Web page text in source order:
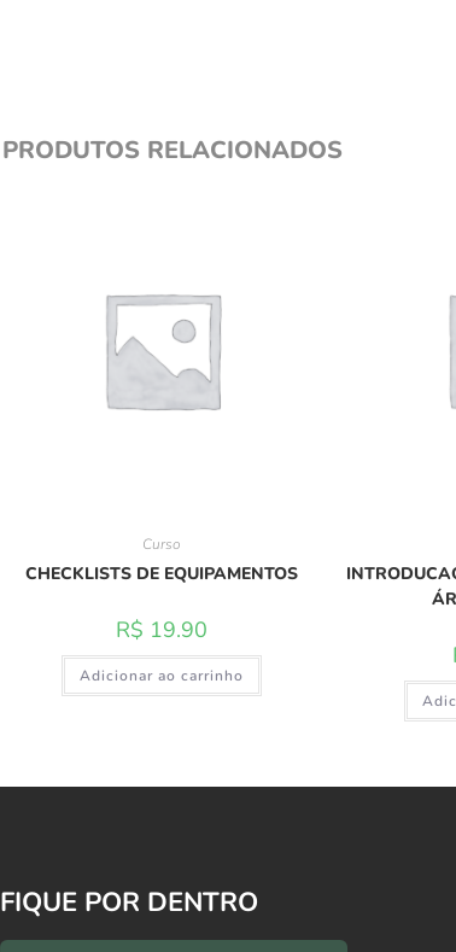
PRODUTOS RELACIONADOS
Curso
CHECKLISTS DE EQUIPAMENTOS
R$ 19.90
Adicionar ao carrinho
FIQUE POR DENTRO